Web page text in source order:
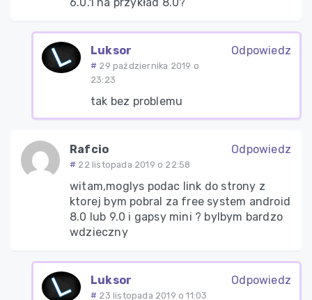
6.0.1 na przykład 8.0?
Luksor
29 października 2019 o
23:23
tak bez problemu
Odpowiedz
Rafcio
22 listopada 2019 o 22:58
witam,moglys podac link do strony z
ktorej bym pobral za free system android
8.0 lub 9.0 i gapsy mini ? bylbym bardzo
wdzieczny
Odpowiedz
Luksor
23 listopada 2019 o 11:03
Odpowiedz